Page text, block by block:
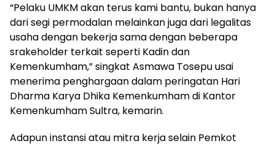
“Pelaku UMKM akan terus kami bantu, bukan hanya
dari segi permodalan melainkan juga dari legalitas
usaha dengan bekerja sama dengan beberapa
srakeholder terkait seperti Kadin dan
Kemenkumham,” singkat Asmawa Tosepu usai
menerima penghargaan dalam peringatan Hari
Dharma Karya Dhika Kemenkumham di Kantor
Kemenkumham Sultra, kemarin.
Adapun instansi atau mitra kerja selain Pemkot